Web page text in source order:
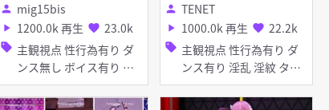
person mig15bis
play_arrow 1200.0k 再生 favorite 23.0k
sell 主観視点 性行為有り ダ
ンス無し ボイス有り 淫
乱 足コキ 乱交 女性上位
person TENET
play_arrow 1000.0k 再生 favorite 22.2k
sell 主観視点 性行為有り ダ
ンス有り 淫乱 淫紋 タイ
ツ・ストッキング 猫耳
バニーガール ピアス・装